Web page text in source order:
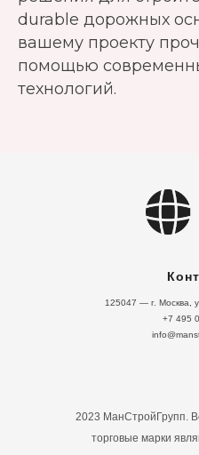
durable дорожных
вашему проекту
помощью
технологий.
125047 — г. Москва,
+7 495
2023 МанСтройГрупп.
торговые марки